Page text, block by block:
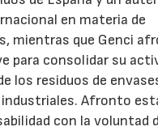
en materia de
mientras que Genci
para consolidar su
los residuos de
industriales. Afronto
con la voluntad